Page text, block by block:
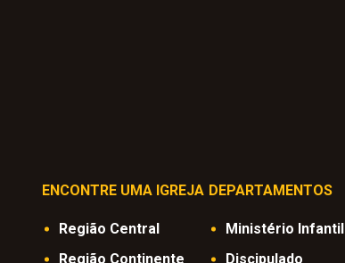
ENCONTRE UMA IGREJA
Região Central
Região Continente
DEPARTAMENTOS
Ministério Infantil
Discipulado